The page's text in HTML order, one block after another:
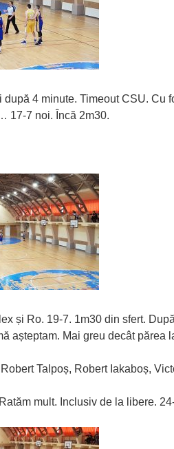
după 4 minute. Timeout CSU. Cu
17-7 noi. Încă 2m30.
și Ro. 19-7. 1m30 din sfert.
așteptam. Mai greu decât părea
Talpoș, Robert Iakaboș,
mult. Inclusiv de la libere.